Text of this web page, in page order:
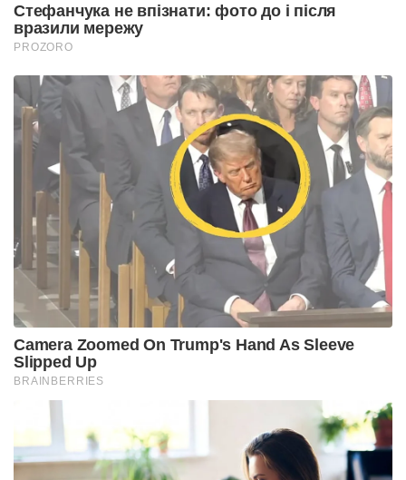
Стефанчука не впізнати: фото до і після
вразили мережу
PROZORO
Camera Zoomed On Trump's Hand As Sleeve
Slipped Up
BRAINBERRIES